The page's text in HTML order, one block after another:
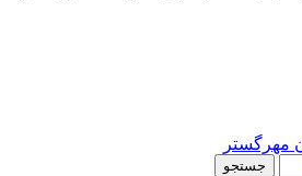
مهرگستر
جستجو